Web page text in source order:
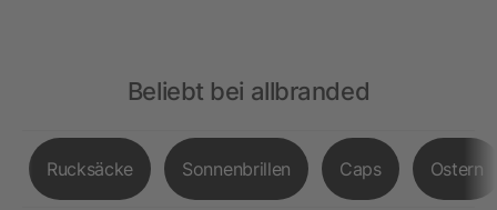
Beliebt bei allbranded
Rucksäcke Sonnenbrillen Caps Ostern